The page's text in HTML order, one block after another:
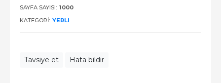
SAYFA SAYISI: 1000
KATEGORI: YERLI
Tavsiye et Hata bildir